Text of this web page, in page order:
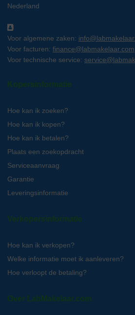
Nederland
Voor algemene zaken:
Voor facturen: finance@labmakelaar.com
Voor technische service:
Kopersinformatie
Hoe kan ik zoeken?
Hoe kan ik kopen?
Hoe kan ik betalen?
Plaats een zoekopdracht
Serviceaanvraag
Garantie
Leveringsinformatie
Verkopersinformatie
Hoe kan ik verkopen?
Welke informatie moet ik aanleveren?
Hoe verloopt de betaling?
Over LabMakelaar.com